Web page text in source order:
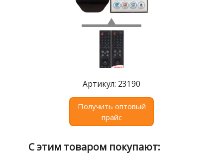
news@signalelectronics.ru
Артикул: 23190
Получить оптовый
прайс
С этим товаром покупают: